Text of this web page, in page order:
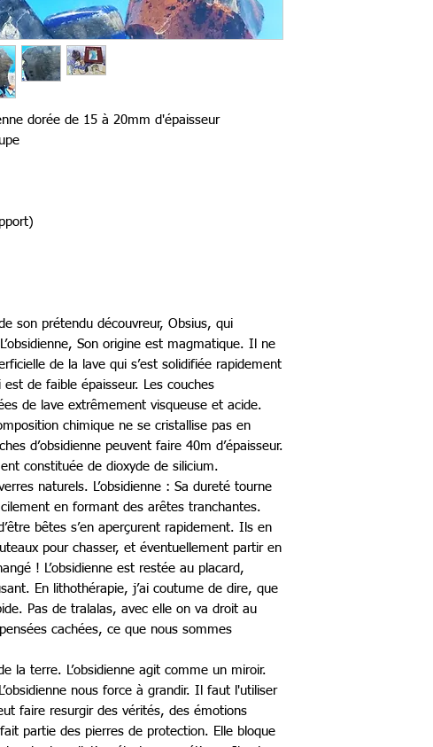
dorée de 15 à 20mm d'épaisseur
son prétendu découvreur, Obsius, qui
Son origine est magmatique. Il ne
de la lave qui s’est solidifiée rapidement
est de faible épaisseur. Les couches
de lave extrêmement visqueuse et acide.
chimique ne se cristallise pas en
d’obsidienne peuvent faire 40m d’épaisseur.
constituée de dioxyde de silicium.
naturels. L’obsidienne : Sa dureté tourne
en formant des arêtes tranchantes.
bêtes s’en aperçurent rapidement. Ils en
pour chasser, et éventuellement partir en
! L’obsidienne est restée au placard,
En lithothérapie, j’ai coutume de dire, que
Pas de tralalas, avec elle on va droit au
cachées, ce que nous sommes
la terre. L’obsidienne agit comme un miroir.
nous force à grandir. Il faut l'utiliser
faire resurgir des vérités, des émotions
partie des pierres de protection. Elle bloque